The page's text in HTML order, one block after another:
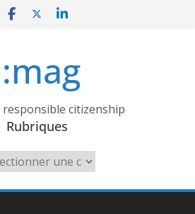
citizenship
Rubriques